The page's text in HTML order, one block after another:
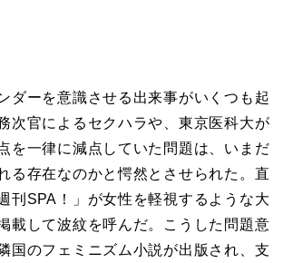
ダーを意識させる出来事がいくつも起
次官によるセクハラや、東京医科大が
を一律に減点していた問題は、いまだ
る存在なのかと愕然とさせられた。直
刊SPA！」が女性を軽視するような大
載して波紋を呼んだ。こうした問題意
国のフェミニズム小説が出版され、支